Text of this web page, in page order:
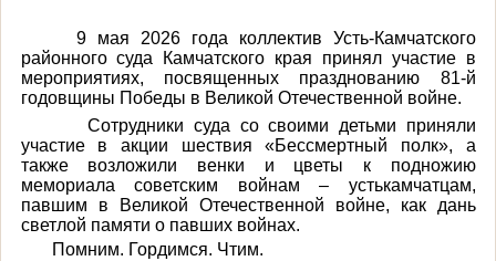
9 мая 2026 года коллектив Усть-Камчатского
районного суда Камчатского края принял участие в
мероприятиях, посвященных празднованию 81-й
годовщины Победы в Великой Отечественной войне.
Сотрудники суда со своими детьми приняли
участие в акции шествия «Бессмертный полк», а
также возложили венки и цветы к подножию
мемориала советским войнам – устькамчатцам,
павшим в Великой Отечественной войне, как дань
светлой памяти о павших войнах.
Помним. Гордимся. Чтим.